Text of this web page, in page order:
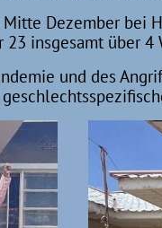
Dezember bei
insgesamt über 4
und des